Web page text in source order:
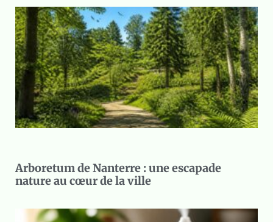
Arboretum de Nanterre : une escapade
nature au cœur de la ville